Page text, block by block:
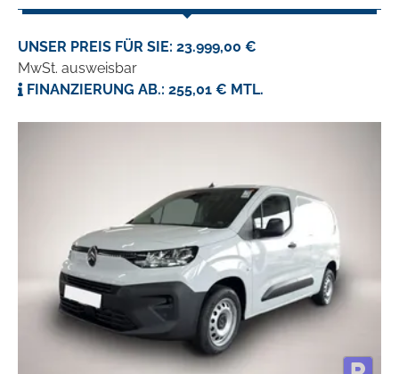
UNSER PREIS FÜR SIE: 23.999,00 €
MwSt. ausweisbar
FINANZIERUNG AB.: 255,01 € MTL.